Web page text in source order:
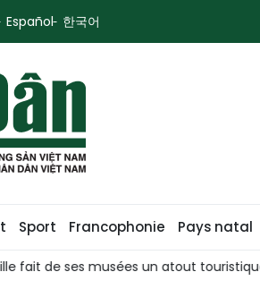
Español 한국어
Sport Francophonie Pays natal
fait de ses musées un atout